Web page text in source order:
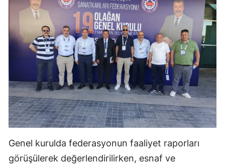
Kocaeli
Konya
Kütahya
Malatya
Manisa
Kahramanmaraş
Mardin
Muğla
Genel kurulda federasyonun faaliyet raporları
görüşülerek değerlendirilirken, esnaf ve